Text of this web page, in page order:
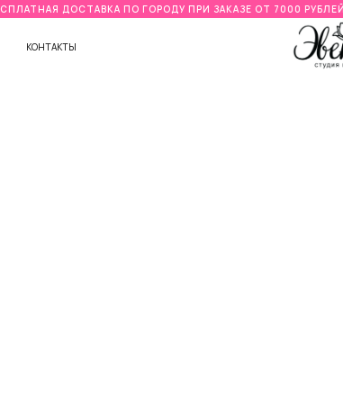
ДОСТАВКА ПО ГОРОДУ ПРИ ЗАКАЗЕ ОТ 7000 РУБЛЕЙ
КОНТАКТЫ